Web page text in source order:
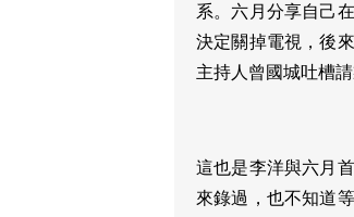
系。六月分享自己
決定關掉電視，後
主持人曾國城吐槽
這也是李洋與六月
來錄過，也不知道